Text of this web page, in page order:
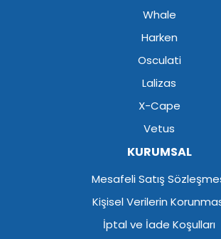
Whale
Harken
Osculati
Lalizas
X-Cape
Vetus
KURUMSAL
Mesafeli Satış
Kişisel Verilerin
İptal ve İade Koşulları